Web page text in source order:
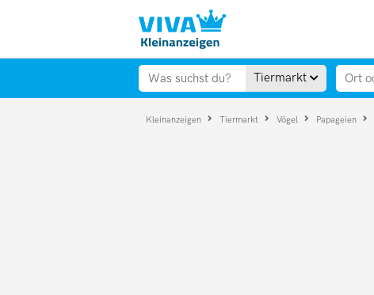
Tiermarkt
Kleinanzeigen Tiermarkt Vögel Papageien